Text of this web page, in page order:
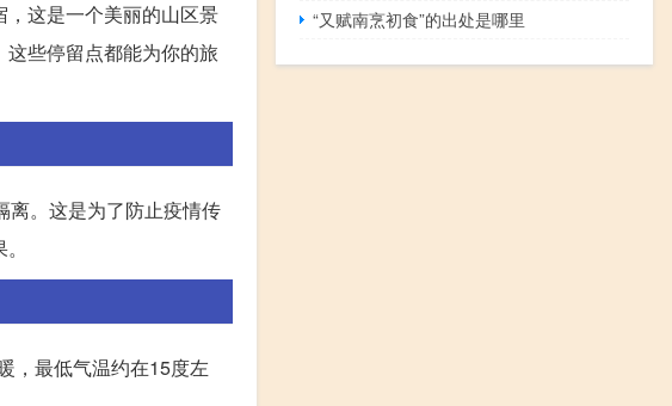
这是一个美丽的山区景
些停留点都能为你的旅
离。这是为了防止疫情传
，最低气温约在15度左
“又赋南烹初食”的出处是哪里